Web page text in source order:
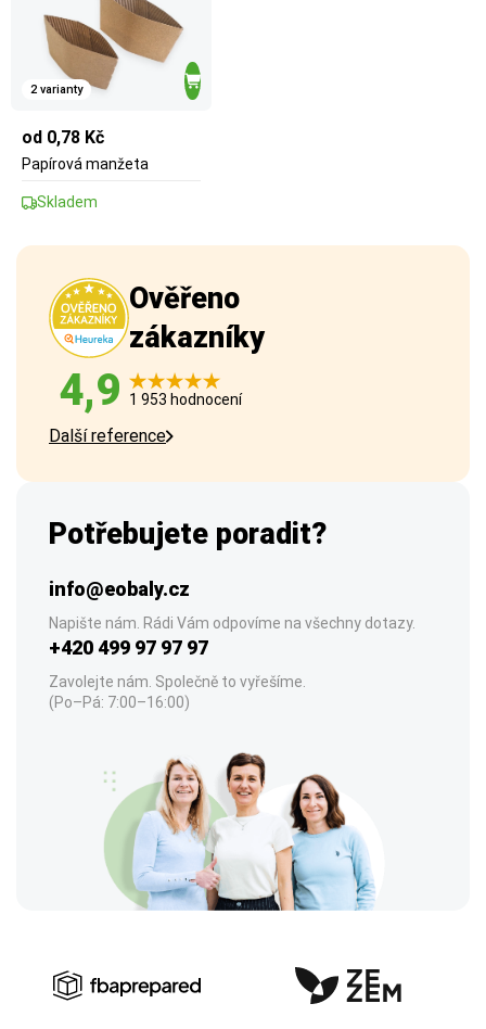
2 varianty
od 0,78 Kč
Papírová manžeta
Skladem
Ověřeno
zákazníky
4,9 1 953 hodnocení
Další reference
Potřebujete poradit?
info@eobaly.cz
Napište nám. Rádi Vám odpovíme na všechny dotazy.
+420 499 97 97 97
Zavolejte nám. Společně to vyřešíme.
(Po–Pá: 7:00–16:00)